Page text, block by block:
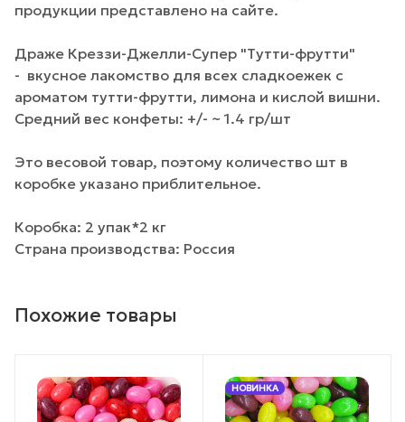
продукции представлено на сайте.
Драже Креззи-Джелли-Супер "Тутти-фрутти"
- вкусное лакомство для всех сладкоежек с
ароматом тутти-фрутти, лимона и кислой вишни.
Средний вес конфеты: +/- ~ 1.4 гр/шт
Это весовой товар, поэтому количество шт в
коробке указано приблительное.
Коробка: 2 упак*2 кг
Страна производства: Россия
Похожие товары
НОВИНКА